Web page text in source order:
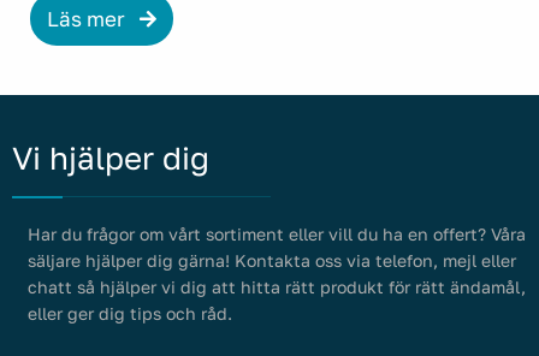
Läs mer
Vi hjälper dig
Har du frågor om vårt sortiment eller vill du ha en offert? Våra
säljare hjälper dig gärna! Kontakta oss via telefon, mejl eller
chatt så hjälper vi dig att hitta rätt produkt för rätt ändamål,
eller ger dig tips och råd.